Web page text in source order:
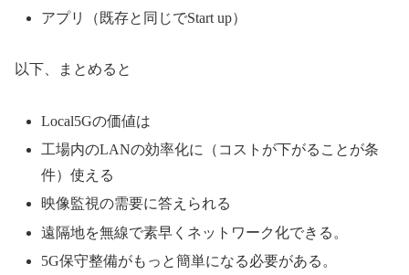
アプリ（既存と同じでStart up）
以下、まとめると
Local5Gの価値は
工場内のLANの効率化に（コストが下がることが条
件）使える
映像監視の需要に答えられる
遠隔地を無線で素早くネットワーク化できる。
5G保守整備がもっと簡単になる必要がある。